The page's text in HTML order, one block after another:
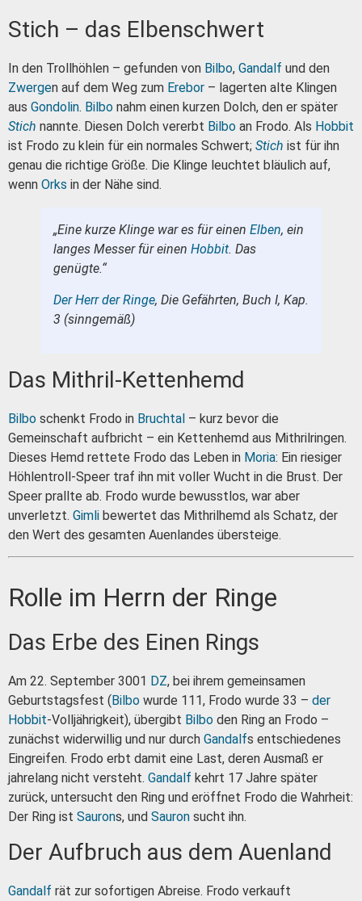
Stich – das Elbenschwert
In den Trollhöhlen – gefunden von Bilbo, Gandalf und den
Zwergen auf dem Weg zum Erebor – lagerten alte Klingen
aus Gondolin. Bilbo nahm einen kurzen Dolch, den er später
Stich nannte. Diesen Dolch vererbt Bilbo an Frodo. Als Hobbit
ist Frodo zu klein für ein normales Schwert; Stich ist für ihn
genau die richtige Größe. Die Klinge leuchtet bläulich auf,
wenn Orks in der Nähe sind.
„Eine kurze Klinge war es für einen Elben, ein
langes Messer für einen Hobbit. Das
genügte.“
Der Herr der Ringe, Die Gefährten, Buch I, Kap.
3 (sinngemäß)
Das Mithril-Kettenhemd
Bilbo schenkt Frodo in Bruchtal – kurz bevor die
Gemeinschaft aufbricht – ein Kettenhemd aus Mithrilringen.
Dieses Hemd rettete Frodo das Leben in Moria: Ein riesiger
Höhlentroll-Speer traf ihn mit voller Wucht in die Brust. Der
Speer prallte ab. Frodo wurde bewusstlos, war aber
unverletzt. Gimli bewertet das Mithrilhemd als Schatz, der
den Wert des gesamten Auenlandes übersteige.
Rolle im Herrn der Ringe
Das Erbe des Einen Rings
Am 22. September 3001 DZ, bei ihrem gemeinsamen
Geburtstagsfest ( Bilbo wurde 111, Frodo wurde 33 – der
Hobbit-Volljährigkeit), übergibt Bilbo den Ring an Frodo –
zunächst widerwillig und nur durch Gandalfs entschiedenes
Eingreifen. Frodo erbt damit eine Last, deren Ausmaß er
jahrelang nicht versteht. Gandalf kehrt 17 Jahre später
zurück, untersucht den Ring und eröffnet Frodo die Wahrheit:
Der Ring ist Saurons, und Sauron sucht ihn.
Der Aufbruch aus dem Auenland
Gandalf rät zur sofortigen Abreise. Frodo verkauft